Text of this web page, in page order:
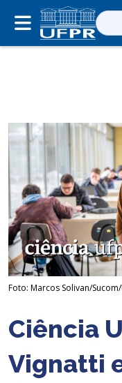
por:
Foto: Marcos Solivan/Sucom/
Ciência
Vignatti